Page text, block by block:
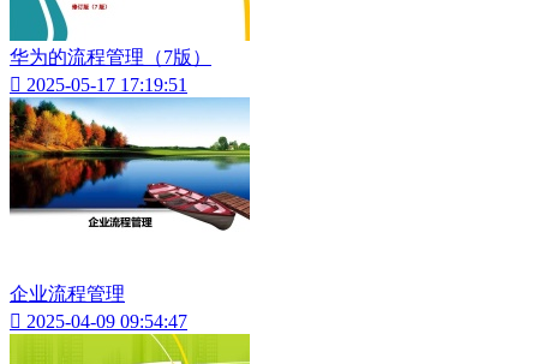
华为的流程管理（7版）
 2025-05-17 17:19:51
企业流程管理
 2025-04-09 09:54:47